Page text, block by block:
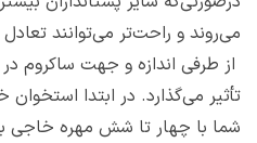
می‌روند و راحت‌تر می‌توانند
از طرفی اندازه و جهت ساکروم در
تأثیر می‌گذارد. در ابتدا
شما با چهار تا شش مهره خاجی